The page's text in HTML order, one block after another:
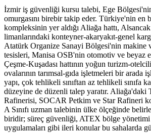
İzmir iş güvenliği kursu talebi, Ege
omurgasını birebir takip eder. Türkiye'nin en
kompleksinin yer aldığı Aliağa hattı,
limanlarındaki konteyner-akaryakıt-genel
Atatürk Organize Sanayi Bölgesi'nin makine
tesisleri, Manisa OSB'nin otomotiv ve beyaz
Çeşme-Kuşadası hattının yoğun turizm-
ovalarının tarımsal-gıda işletmeleri bir arada
yapı, çok tehlikeli sınıftan az tehlikeli sınıfa
düzeyine de düzenli talep yaratır.
Rafinerisi, SOCAR Petkim ve Star Rafineri
A Sınıfı uzman talebinin ülke ölçeğinde
biridir; süreç güvenliği, ATEX bölge
uygulamaları gibi ileri konular bu sahalarda